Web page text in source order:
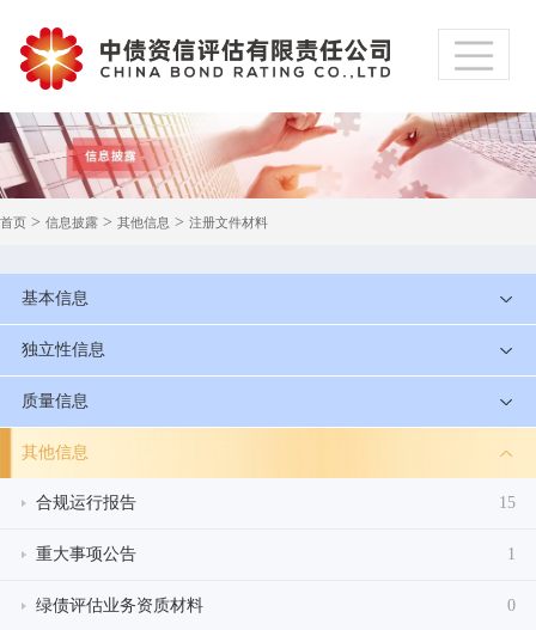
首页 > 信息披露 > 其他信息 > 注册文件材料
基本信息
独立性信息
质量信息
其他信息
合规运行报告 15
重大事项公告 1
绿债评估业务资质材料 0